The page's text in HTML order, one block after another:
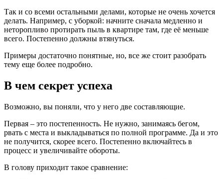
Так и со всеми остальными делами, которые не очень хочется
делать. Например, с уборкой: начните сначала медленно и
неторопливо протирать пыль в квартире там, где её меньше
всего. Постепенно должны втянуться.
Примеры достаточно понятные, но, все же стоит разобрать
тему еще более подробно.
В чем секрет успеха
Возможно, вы поняли, что у него две составляющие.
Первая – это постепенность. Не нужно, занимаясь бегом,
рвать с места и выкладываться по полной программе. Да и это
не получится, скорее всего. Постепенно включайтесь в
процесс и увеличивайте обороты.
В голову приходит такое сравнение: